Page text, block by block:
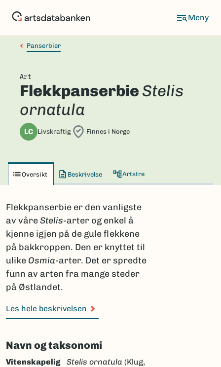
Panserbier
Art
Flekkpanserbie Stelis
ornatula
LC Livskraftig Finnes i Norge
Oversikt Beskrivelse Artstre
Flekkpanserbie er den vanligste
av våreStelis-arter og enkel å
kjenne igjen på de gule flekkene
på bakkroppen. Den er knyttet til
ulike Osmia-arter. Det er spredte
funn av arten fra mange steder
på Østlandet.
Les hele beskrivelsen
Navn og taksonomi
Vitenskapelig
Stelis ornatula (Klug,